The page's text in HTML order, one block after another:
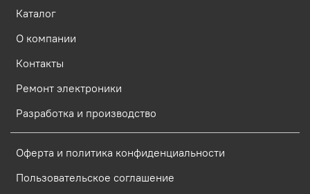
Каталог
О компании
Контакты
Ремонт электроники
Разработка и производство
Оферта и политика конфиденциальности
Пользовательское соглашение